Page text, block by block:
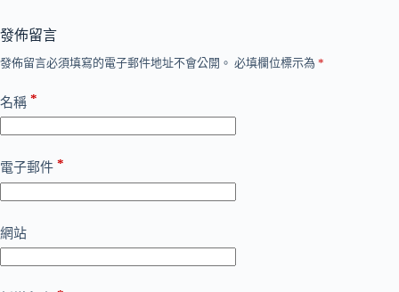
發佈留言
發佈留言必須填寫的電子郵件地址不會公開。 必填欄位標示為 *
名稱 *
電子郵件 *
網站